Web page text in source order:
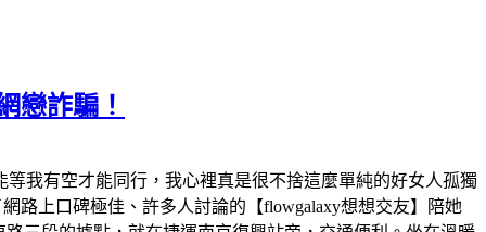
戀詐騙！
我有空才能同行，我心裡真是很不捨這麼單純的好女人孤獨
路上口碑極佳、許多人討論的【flowgalaxy想想交友】陪她